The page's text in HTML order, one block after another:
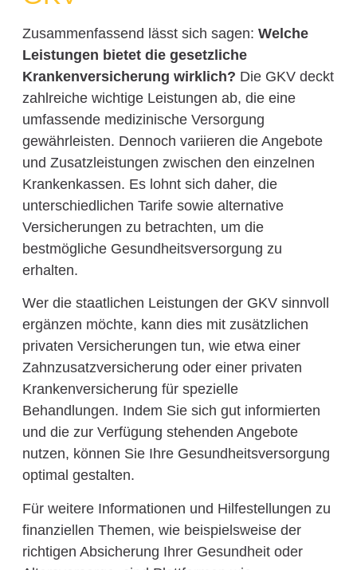
Zusammenfassend lässt sich sagen: Welche
Leistungen bietet die gesetzliche
Krankenversicherung wirklich? Die GKV deckt
zahlreiche wichtige Leistungen ab, die eine
umfassende medizinische Versorgung
gewährleisten. Dennoch variieren die Angebote
und Zusatzleistungen zwischen den einzelnen
Krankenkassen. Es lohnt sich daher, die
unterschiedlichen Tarife sowie alternative
Versicherungen zu betrachten, um die
bestmögliche Gesundheitsversorgung zu
erhalten.
Wer die staatlichen Leistungen der GKV sinnvoll
ergänzen möchte, kann dies mit zusätzlichen
privaten Versicherungen tun, wie etwa einer
Zahnzusatzversicherung oder einer privaten
Krankenversicherung für spezielle
Behandlungen. Indem Sie sich gut informierten
und die zur Verfügung stehenden Angebote
nutzen, können Sie Ihre Gesundheitsversorgung
optimal gestalten.
Für weitere Informationen und Hilfestellungen zu
finanziellen Themen, wie beispielsweise der
richtigen Absicherung Ihrer Gesundheit oder